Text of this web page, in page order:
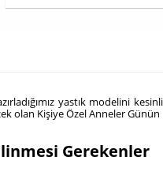
yastık modelini
olan Kişiye Özel Anneler
Gerekenler